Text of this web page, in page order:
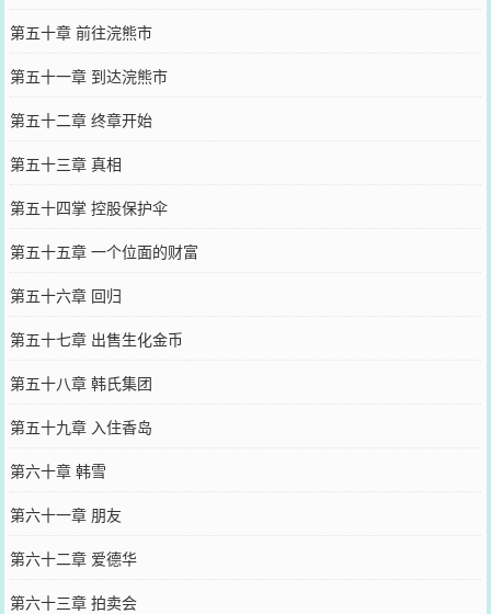
第五十章 前往浣熊市
第五十一章 到达浣熊市
第五十二章 终章开始
第五十三章 真相
第五十四掌 控股保护伞
第五十五章 一个位面的财富
第五十六章 回归
第五十七章 出售生化金币
第五十八章 韩氏集团
第五十九章 入住香岛
第六十章 韩雪
第六十一章 朋友
第六十二章 爱德华
第六十三章 拍卖会